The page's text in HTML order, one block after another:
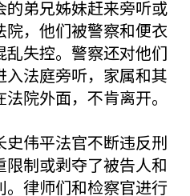
弟兄姊妹赶来旁听或
，他们被警察和便衣
失控。警察还对他们
法庭旁听，家属和其
院外面，不肯离开。
伟平法官不断违反刑
制或剥夺了被告人和
律师们和检察官进行